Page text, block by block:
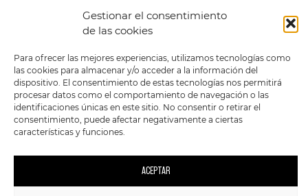
Gestionar el consentimiento
de las cookies
Para ofrecer las mejores experiencias, utilizamos tecnologías como
las cookies para almacenar y/o acceder a la información del
dispositivo. El consentimiento de estas tecnologías nos permitirá
procesar datos como el comportamiento de navegación o las
identificaciones únicas en este sitio. No consentir o retirar el
consentimiento, puede afectar negativamente a ciertas
características y funciones.
ACEPTAR
POLÍTICA DE
PRIVACIDAD
TÉRMINOS Y
CONDICIONES
GENERALES DE LA
POLÍTICA DE COOKIES
TIENDA
FORMATOS
PREVENTAS
OFERTAS
MERCHANDISING
FOUR SKULLS